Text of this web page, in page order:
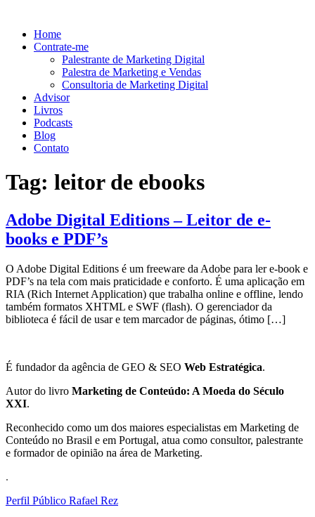
Home
Contrate-me
Palestrante de Marketing Digital
Palestra de Marketing e Vendas
Consultoria de Marketing Digital
Advisor
Livros
Podcasts
Blog
Contato
Tag: leitor de ebooks
Adobe Digital Editions – Leitor de e-
books e PDF’s
O Adobe Digital Editions é um freeware da Adobe para ler e-book e
PDF’s na tela com mais praticidade e conforto. É uma aplicação em
RIA (Rich Internet Application) que trabalha online e offline, lendo
também formatos XHTML e SWF (flash). O gerenciador da
biblioteca é fácil de usar e tem marcador de páginas, ótimo […]
É fundador da agência de GEO & SEO Web Estratégica.
Autor do livro Marketing de Conteúdo: A Moeda do Século
XXI.
Reconhecido como um dos maiores especialistas em Marketing de
Conteúdo no Brasil e em Portugal, atua como consultor, palestrante
e formador de opinião na área de Marketing.
.
Perfil Público Rafael Rez